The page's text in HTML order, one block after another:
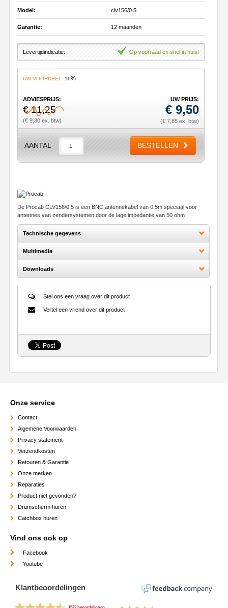
Model: clv156/0.5
Garantie: 12 maanden
Levertijdindicatie: Op voorraad en snel in huis!
UW VOORDEEL: 16%
ADVIESPRIJS:
€ 11,25
(€ 9,30 ex. btw)
UW PRIJS:
€ 9,50
(€ 7,85 ex. btw)
AANTAL BESTELLEN
De Procab CLV156/0.5 is een BNC antennekabel van 0,5m speciaal voor
antennes van zendersystemen door de lage impedantie van 50 ohm
Technische gegevens
Multimedia
Downloads
Vertel een vriend over dit product
Stel ons een vraag over dit product
Onze service
Contact
Algemene Voorwaarden
Privacy statement
Verzendkosten
Retouren & Garantie
Onze merken
Reparaties
Product niet gevonden?
Drumscherm huren
Catchbox huren
Vind ons ook op
Facebook
Youtube
Klantbeoordelingen
1522 beoordelingen